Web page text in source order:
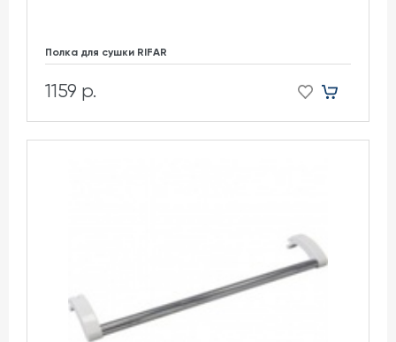
Полка для сушки RIFAR
1159 р.